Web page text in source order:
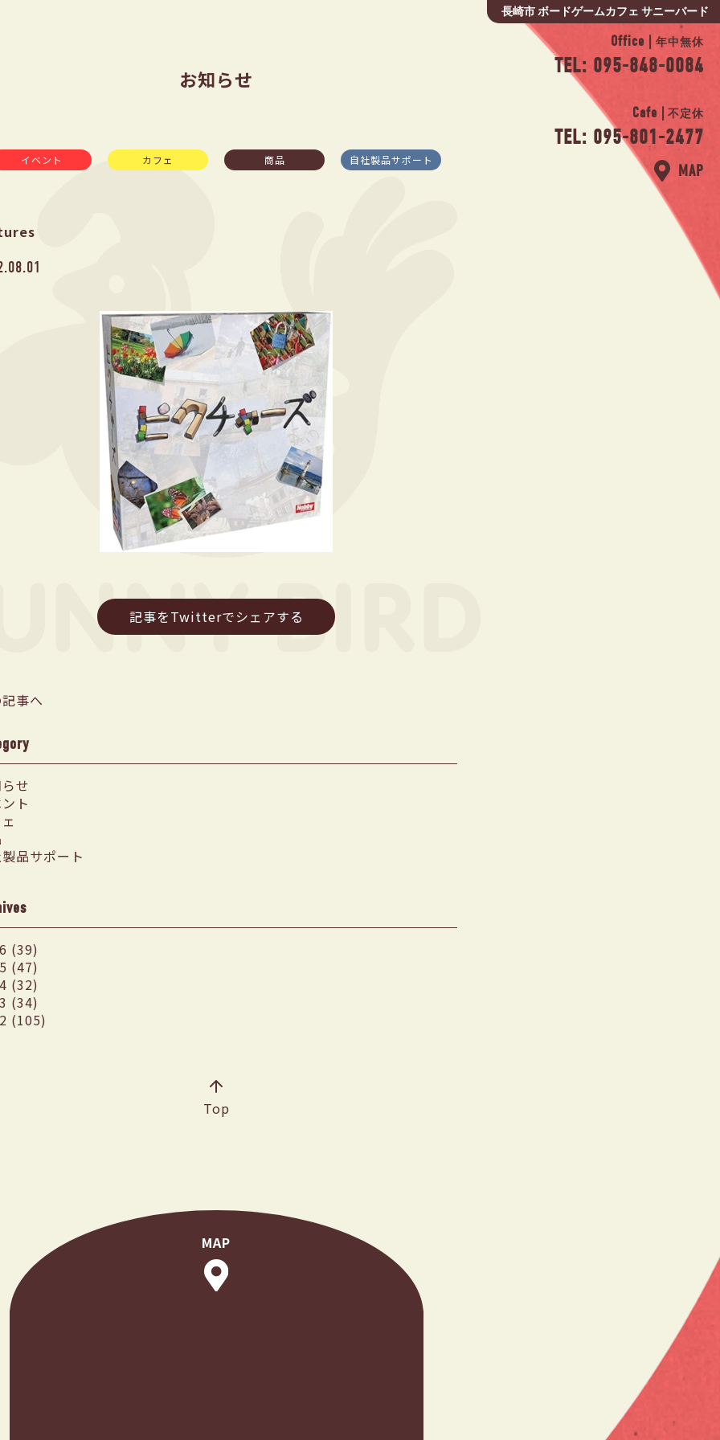
長崎市 ボードゲームカフェ サニーバード
Office | 年中無休
TEL: 095-848-0084
Cafe | 不定休
TEL: 095-801-2477
MAP
お知らせ
イベント カフェ 商品 自社製品サポート
記事をTwitterでシェアする
事へ
せ
ト
品サポート
(39)
(47)
(32)
(34)
(105)
Top
MAP